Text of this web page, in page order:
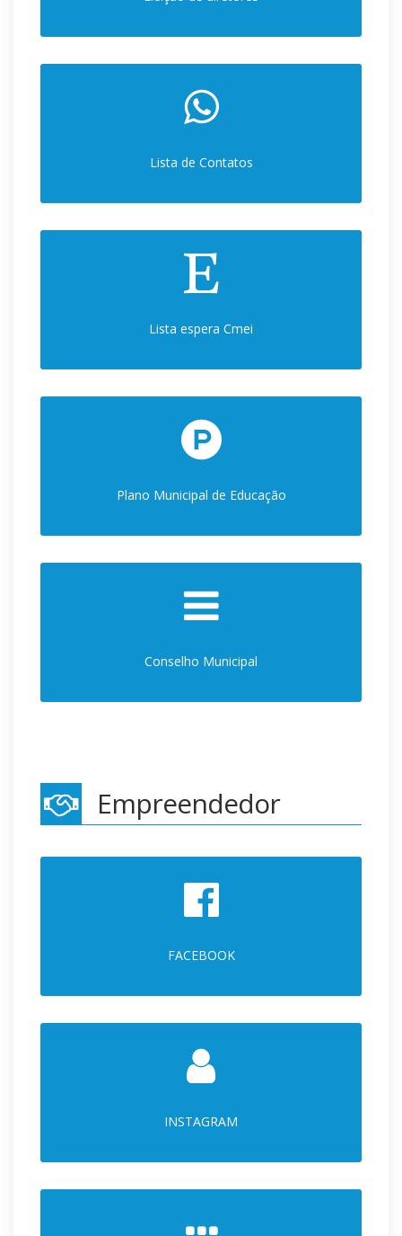
Lista de Contatos
Lista espera Cmei
Plano Municipal de Educação
Conselho Municipal
Empreendedor
FACEBOOK
INSTAGRAM